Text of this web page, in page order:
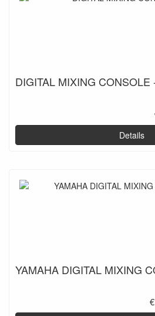
DIGITAL MIXING CONSOLE
Details
YAMAHA DIGITAL MIXING